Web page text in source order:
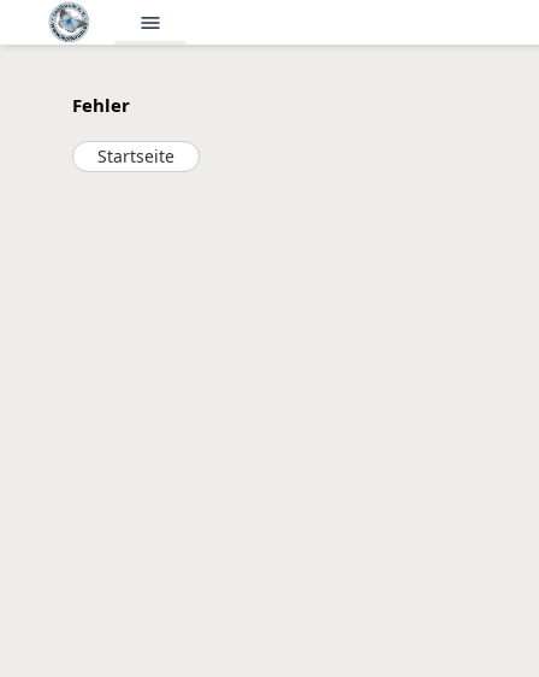
menu
Fehler
Startseite